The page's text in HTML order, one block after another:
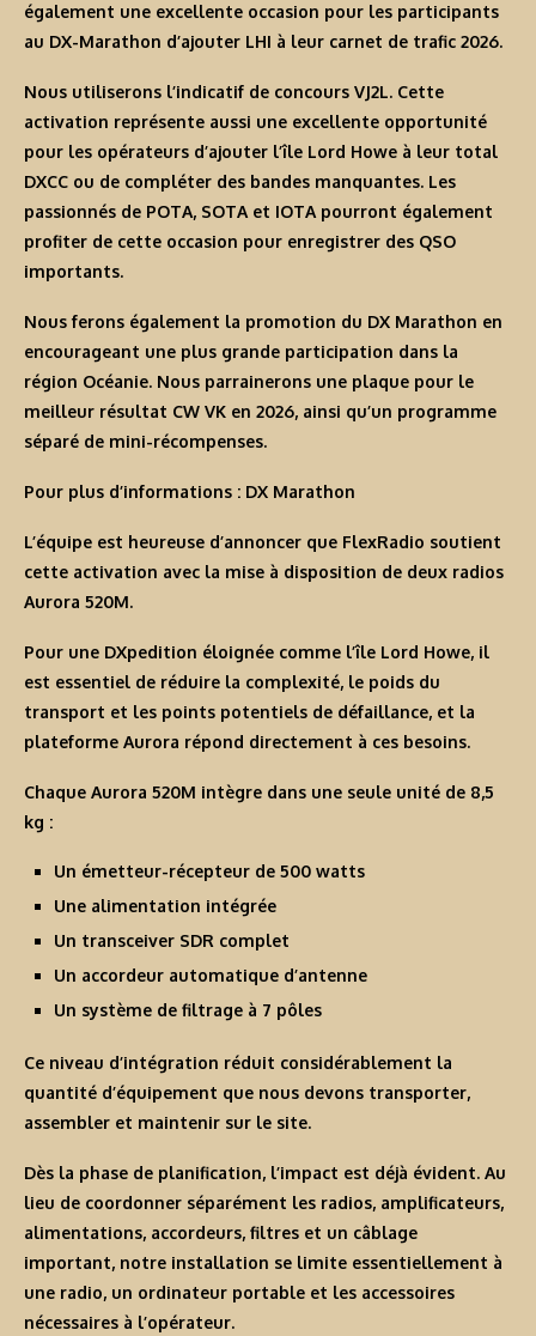
également une excellente occasion pour les participants
au DX-Marathon d’ajouter LHI à leur carnet de trafic 2026.
Nous utiliserons l’indicatif de concours VJ2L. Cette
activation représente aussi une excellente opportunité
pour les opérateurs d’ajouter l’île Lord Howe à leur total
DXCC ou de compléter des bandes manquantes. Les
passionnés de POTA, SOTA et IOTA pourront également
profiter de cette occasion pour enregistrer des QSO
importants.
Nous ferons également la promotion du DX Marathon en
encourageant une plus grande participation dans la
région Océanie. Nous parrainerons une plaque pour le
meilleur résultat CW VK en 2026, ainsi qu’un programme
séparé de mini-récompenses.
Pour plus d’informations : DX Marathon
L’équipe est heureuse d’annoncer que FlexRadio soutient
cette activation avec la mise à disposition de deux radios
Aurora 520M.
Pour une DXpedition éloignée comme l’île Lord Howe, il
est essentiel de réduire la complexité, le poids du
transport et les points potentiels de défaillance, et la
plateforme Aurora répond directement à ces besoins.
Chaque Aurora 520M intègre dans une seule unité de 8,5
kg :
Un émetteur-récepteur de 500 watts
Une alimentation intégrée
Un transceiver SDR complet
Un accordeur automatique d’antenne
Un système de filtrage à 7 pôles
Ce niveau d’intégration réduit considérablement la
quantité d’équipement que nous devons transporter,
assembler et maintenir sur le site.
Dès la phase de planification, l’impact est déjà évident. Au
lieu de coordonner séparément les radios, amplificateurs,
alimentations, accordeurs, filtres et un câblage
important, notre installation se limite essentiellement à
une radio, un ordinateur portable et les accessoires
nécessaires à l’opérateur.